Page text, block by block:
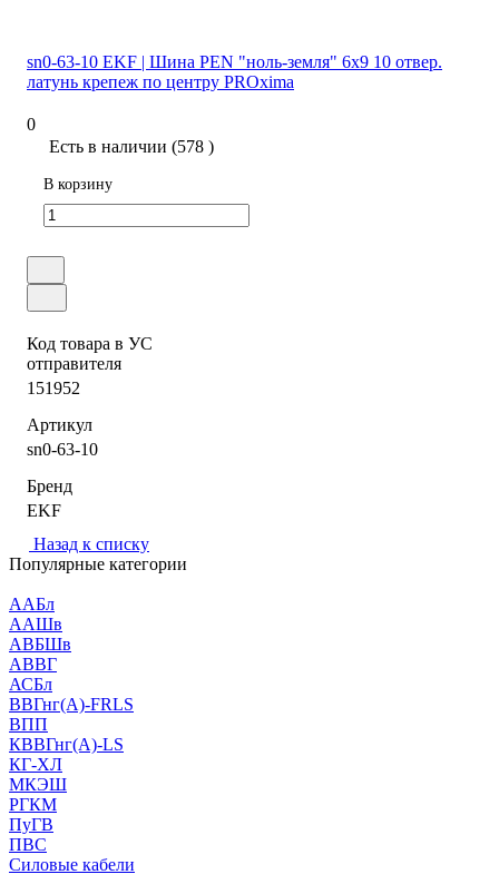
sn0-63-10 EKF | Шина PEN "ноль-земля" 6х9 10 отвер.
латунь крепеж по центру PROxima
0
Есть в наличии (578 )
В корзину
Код товара в УС
отправителя
151952
Артикул
sn0-63-10
Бренд
EKF
Назад к списку
Популярные категории
ААБл
ААШв
АВБШв
АВВГ
АСБл
ВВГнг(А)-FRLS
ВПП
КВВГнг(А)-LS
КГ-ХЛ
МКЭШ
РГКМ
ПуГВ
ПВС
Силовые кабели